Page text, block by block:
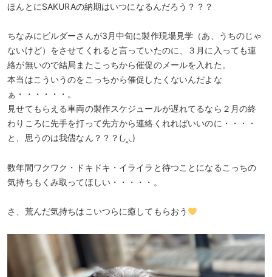
ほんとにSAKURAの納期はいつになるんだろう？？？
ちなみにビルダーさんが3月中旬に製作現場見学（あ、うちのじゃ
ないけど）をさせてくれると言っていたのに、３月に入っても連
絡が無いので結局またこっちから催促のメールを入れた。
本当はこういうのをこっちから催促したくないんだよな
ぁ・・・・・・。
見せてもらえる車両の製作スケジュールが遅れてるなら２月の終
わりころに先手を打って先方から連絡くれればいいのに・・・・
と、思うのは我儘なん？？？(◞‸◟)
数年間ワクワク・ドキドキ・イライラと待つことになるこっちの
気持ちもくみ取ってほしい・・・・・。
さ、荒んだ気持ちはこいつらに癒してもらおう